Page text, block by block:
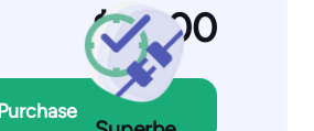
from Pro plus:
Multi-organizational set-up
Agreements